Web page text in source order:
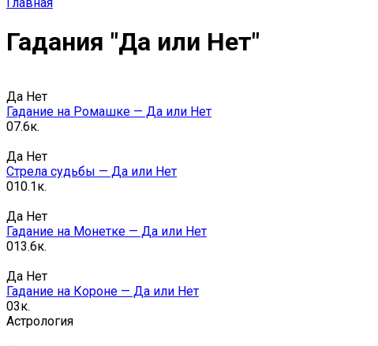
Гадания "Да или Нет"
Да Нет
Гадание на Ромашке — Да или Нет
07.6к.
Да Нет
Стрела судьбы — Да или Нет
010.1к.
Да Нет
Гадание на Монетке — Да или Нет
013.6к.
Да Нет
Гадание на Короне — Да или Нет
03к.
Астрология